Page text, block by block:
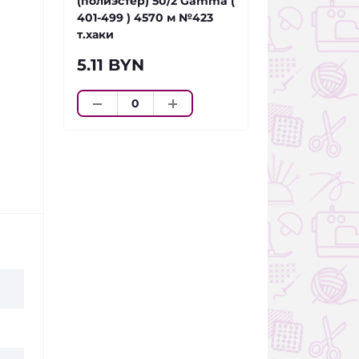
401-499 ) 4570 м №423
т.хаки
5.11 BYN